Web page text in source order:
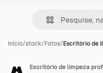
Início/stock/Fotos/Escritório de
Escritório de limpeza